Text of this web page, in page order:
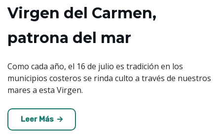
Virgen del Carmen,
patrona del mar
Como cada año, el 16 de julio es tradición en los
municipios costeros se rinda culto a través de nuestros
mares a esta Virgen.
Leer Más